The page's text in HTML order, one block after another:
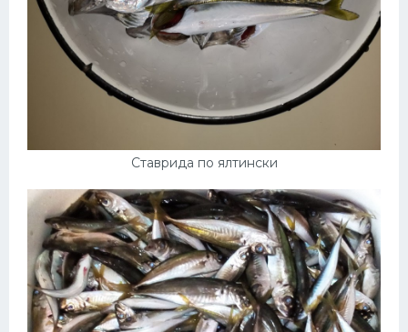
Ставрида по ялтински